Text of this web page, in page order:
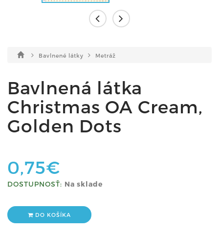
Bavlnené látky Metráž
Bavlnená látka
Christmas OA Cream,
Golden Dots
0,75€
DOSTUPNOSŤ: Na sklade
DO KOŠÍKA